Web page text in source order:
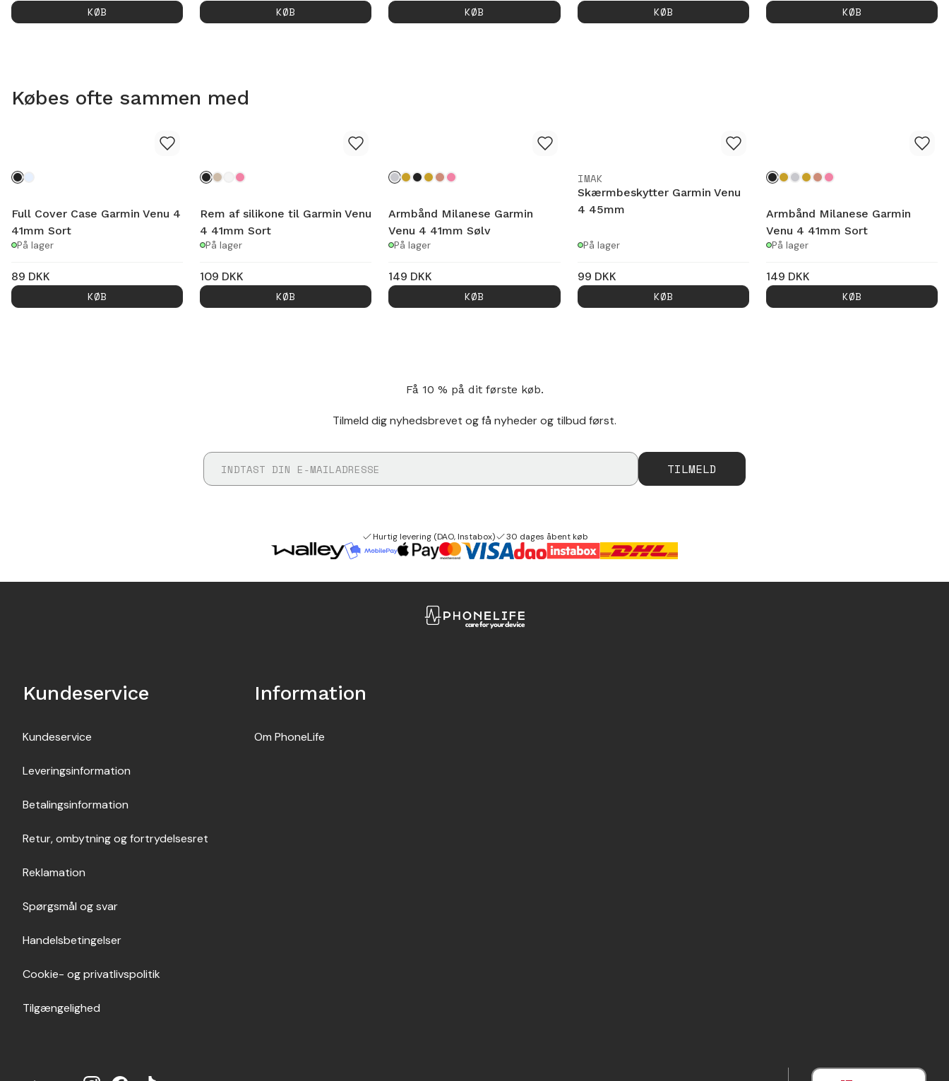
KØB
KØB
KØB
KØB
KØB
Købes ofte sammen med
Full Cover Case Garmin Venu 4
41mm Sort
På lager
89 DKK
KØB
Rem af silikone til Garmin Venu
4 41mm Sort
På lager
109 DKK
KØB
Armbånd Milanese Garmin
Venu 4 41mm Sølv
På lager
149 DKK
KØB
IMAK
Skærmbeskytter Garmin Venu
4 45mm
På lager
99 DKK
KØB
Armbånd Milanese Garmin
Venu 4 41mm Sort
På lager
149 DKK
KØB
Få 10 % på dit første køb.
Tilmeld dig nyhedsbrevet og få nyheder og tilbud først.
TILMELD
Hurtig levering (DAO, Instabox) 30 dages åbent køb
Kundeservice
Kundeservice
Leveringsinformation
Betalingsinformation
Retur, ombytning og fortrydelsesret
Reklamation
Spørgsmål og svar
Handelsbetingelser
Cookie- og privatlivspolitik
Tilgængelighed
Information
Om PhoneLife